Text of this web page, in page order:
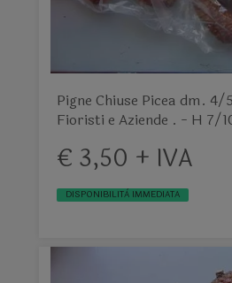
Pigne Chiuse Picea dm. 4/5 - Sconti per
Fioristi e Aziende . - H 7/
€ 3,50 + IVA
DISPONIBILITÀ IMMEDIATA